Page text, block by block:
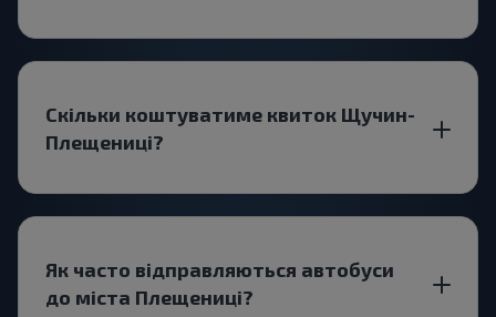
Скільки коштуватиме квиток Щучин-
Плещениці?
Як часто відправляються автобуси
до міста Плещениці?